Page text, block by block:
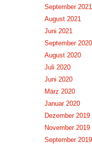
September 2021
August 2021
Juni 2021
September 2020
August 2020
Juli 2020
Juni 2020
März 2020
Januar 2020
Dezember 2019
November 2019
September 2019